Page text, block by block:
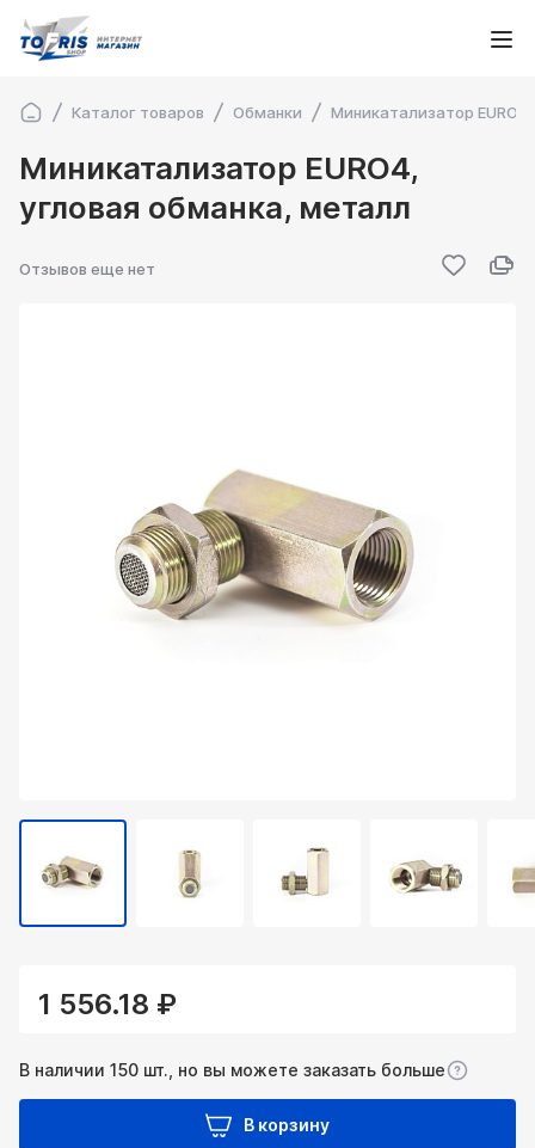
Каталог товаров Обманки Миникатализатор
Миникатализатор EURO4,
угловая обманка, металл
Отзывов еще нет
1 556.18 ₽
В наличии 150 шт., но вы можете заказать больше
В корзину